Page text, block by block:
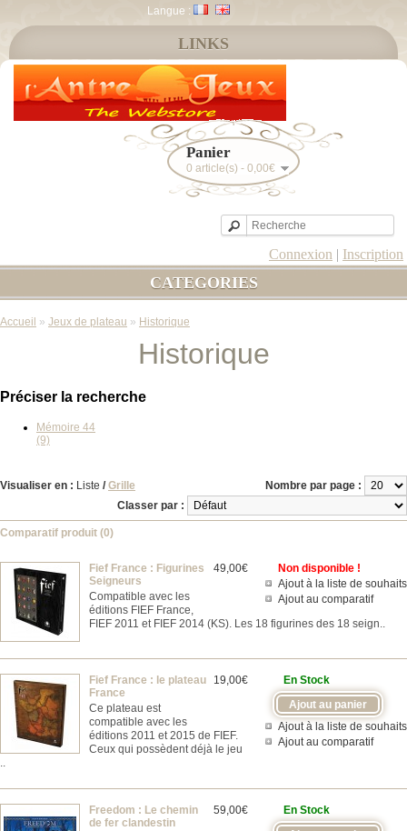
Langue :
Panier
0 article(s) - 0,00€
Connexion | Inscription
LINKS
CATEGORIES
Accueil » Jeux de plateau » Historique
Historique
Préciser la recherche
Mémoire 44
(9)
Visualiser en : Liste / Grille
Nombre par page :
Classer par :
Comparatif produit (0)
Non disponible !
Ajout à la liste de souhaits
Ajout au comparatif
49,00€
Fief France : Figurines
Seigneurs
Compatible avec les
éditions FIEF France,
FIEF 2011 et FIEF 2014 (KS). Les 18 figurines des 18 seign..
En Stock
Ajout à la liste de souhaits
Ajout au comparatif
19,00€
Fief France : le plateau
France
Ce plateau est
compatible avec les
éditions 2011 et 2015 de FIEF.
Ceux qui possèdent déjà le jeu
..
En Stock
59,00€
Freedom : Le chemin
de fer clandestin